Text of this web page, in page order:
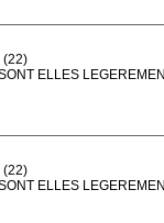
(22)
ELLES
(22)
ELLES